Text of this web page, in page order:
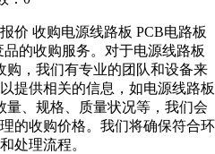
价 收购电源线路板 PCB电路板
的收购服务。对于电源线路板
购，我们有专业的团队和设备来
提供相关的信息，如电源线路板
量、规格、质量状况等，我们会
的收购价格。我们将确保符合环
处理流程。